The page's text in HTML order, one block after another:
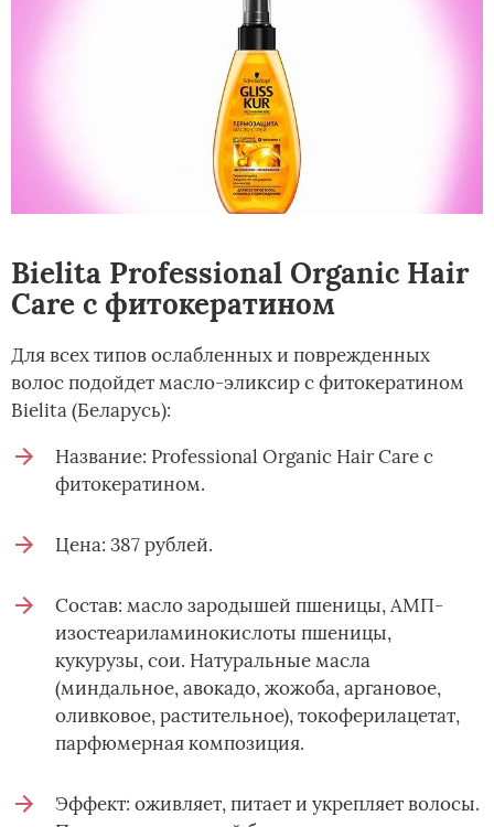
Bielita Professional Organic Hair
Care с фитокератином
Для всех типов ослабленных и поврежденных
волос подойдет масло-эликсир с фитокератином
Bielita (Беларусь):
Название: Professional Organic Hair Care с
фитокератином.
Цена: 387 рублей.
Состав: масло зародышей пшеницы, АМП-
изостеариламинокислоты пшеницы,
кукурузы, сои. Натуральные масла
(миндальное, авокадо, жожоба, аргановое,
оливковое, растительное), токоферилацетат,
парфюмерная композиция.
Эффект: оживляет, питает и укрепляет волосы.